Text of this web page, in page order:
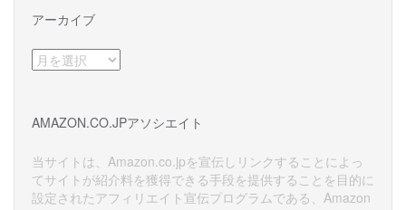
アーカイブ
ア
ー
ブ
AMAZON.CO.JPアソシエイト
当サイトは、Amazon.co.jpを宣伝しリンクすることによっ
てサイトが紹介料を獲得できる手段を提供することを目的に
設定されたアフィリエイト宣伝プログラムである、Amazon